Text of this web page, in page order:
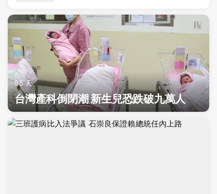
85 天
台灣產科倒閉潮 新生兒恐跌破九萬人